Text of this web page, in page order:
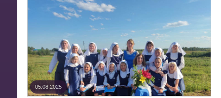
05.08.2025